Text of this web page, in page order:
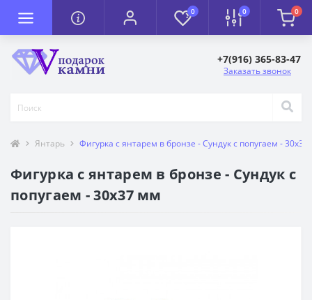
0 0 0
+7(916) 365-83-47
Заказать звонок
Янтарь Фигурка с янтарем в бронзе - Сундук с попугаем -
Фигурка с янтарем в бронзе - Сундук с
попугаем - 30х37 мм